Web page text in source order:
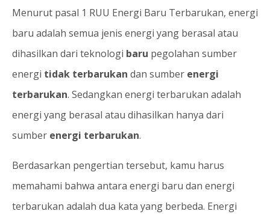
Menurut pasal 1 RUU Energi Baru Terbarukan, energi
baru adalah semua jenis energi yang berasal atau
dihasilkan dari teknologi baru pegolahan sumber
energi tidak terbarukan dan sumber energi
terbarukan. Sedangkan energi terbarukan adalah
energi yang berasal atau dihasilkan hanya dari
sumber energi terbarukan.
Berdasarkan pengertian tersebut, kamu harus
memahami bahwa antara energi baru dan energi
terbarukan adalah dua kata yang berbeda. Energi